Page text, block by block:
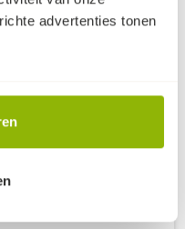
advertenties tonen
hoogwaardig
landbouwfolie |
200,-